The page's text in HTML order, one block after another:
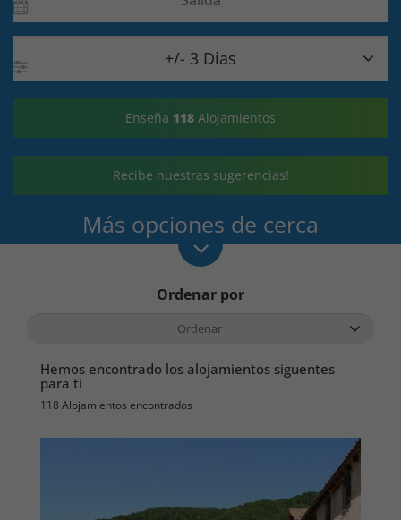
+/- 3 Dias
Enseña 118 Alojamientos
Recibe nuestras sugerencias!
Más opciones de cerca
Ordenar por
Hemos encontrado los alojamientos siguentes
para tí
118 Alojamientos encontrados